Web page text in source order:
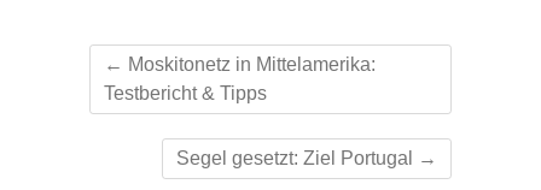
← Moskitonetz in Mittelamerika:
Testbericht & Tipps
Segel gesetzt: Ziel Portugal →